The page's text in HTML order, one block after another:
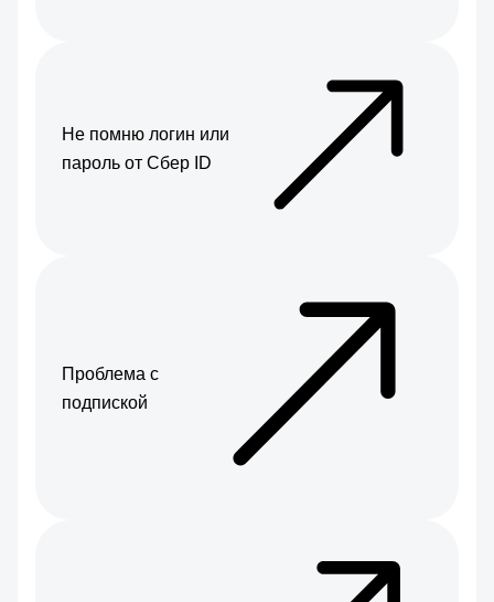
Не помню логин или
пароль от Сбер ID
Проблема с
подпиской